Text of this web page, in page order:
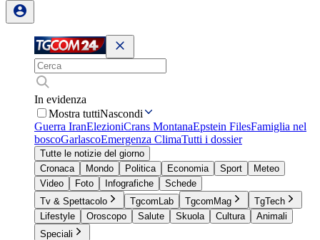
In evidenza
Mostra tuttiNascondi
Guerra IranElezioniCrans MontanaEpstein FilesFamiglia nel
boscoGarlascoEmergenza ClimaTutti i dossier
Tutte le notizie del giorno
Cronaca
Mondo Politica Economia Sport
Meteo
Video
Foto Infografiche
Schede
Tv & Spettacolo
TgcomLab TgcomMag
TgTech
Lifestyle
Oroscopo Salute Skuola Cultura
Animali
Speciali